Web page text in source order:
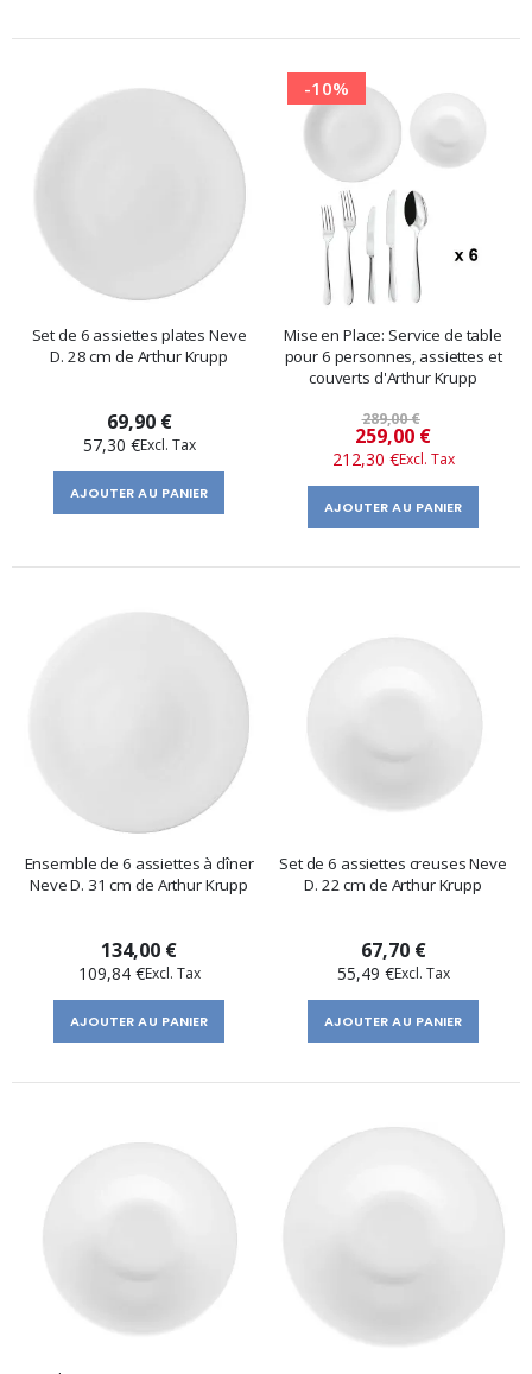
Set de 6 assiettes plates Neve
D. 28 cm de Arthur Krupp
69,90 €
57,30 €
AJOUTER AU PANIER
-10%
Mise en Place: Service de table
pour 6 personnes, assiettes et
couverts d'Arthur Krupp
289,00 €
Prix
spécial
259,00 €
212,30 €
AJOUTER AU PANIER
Ensemble de 6 assiettes à dîner
Neve D. 31 cm de Arthur Krupp
134,00 €
109,84 €
AJOUTER AU PANIER
Set de 6 assiettes creuses Neve
D. 22 cm de Arthur Krupp
67,70 €
55,49 €
AJOUTER AU PANIER